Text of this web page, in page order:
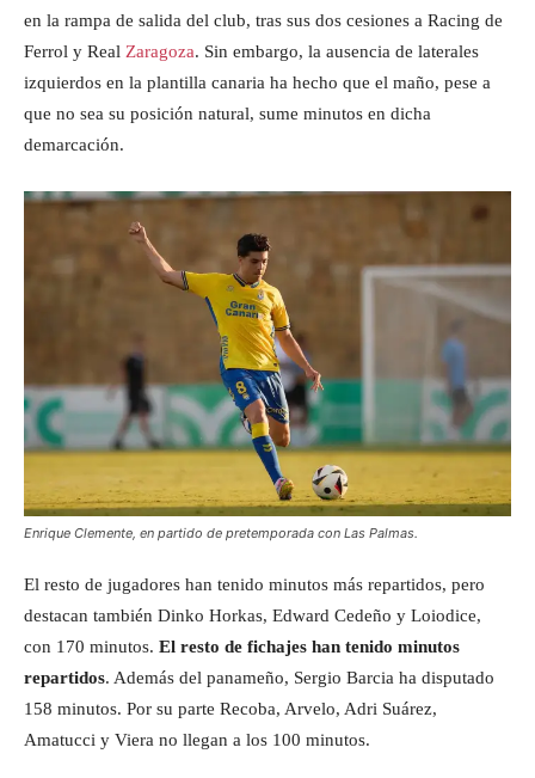
en la rampa de salida del club, tras sus dos cesiones a Racing de
Ferrol y Real Zaragoza. Sin embargo, la ausencia de laterales
izquierdos en la plantilla canaria ha hecho que el maño, pese a
que no sea su posición natural, sume minutos en dicha
demarcación.
Enrique Clemente, en partido de pretemporada con Las Palmas.
El resto de jugadores han tenido minutos más repartidos, pero
destacan también Dinko Horkas, Edward Cedeño y Loiodice,
con 170 minutos. El resto de fichajes han tenido minutos
repartidos. Además del panameño, Sergio Barcia ha disputado
158 minutos. Por su parte Recoba, Arvelo, Adri Suárez,
Amatucci y Viera no llegan a los 100 minutos.